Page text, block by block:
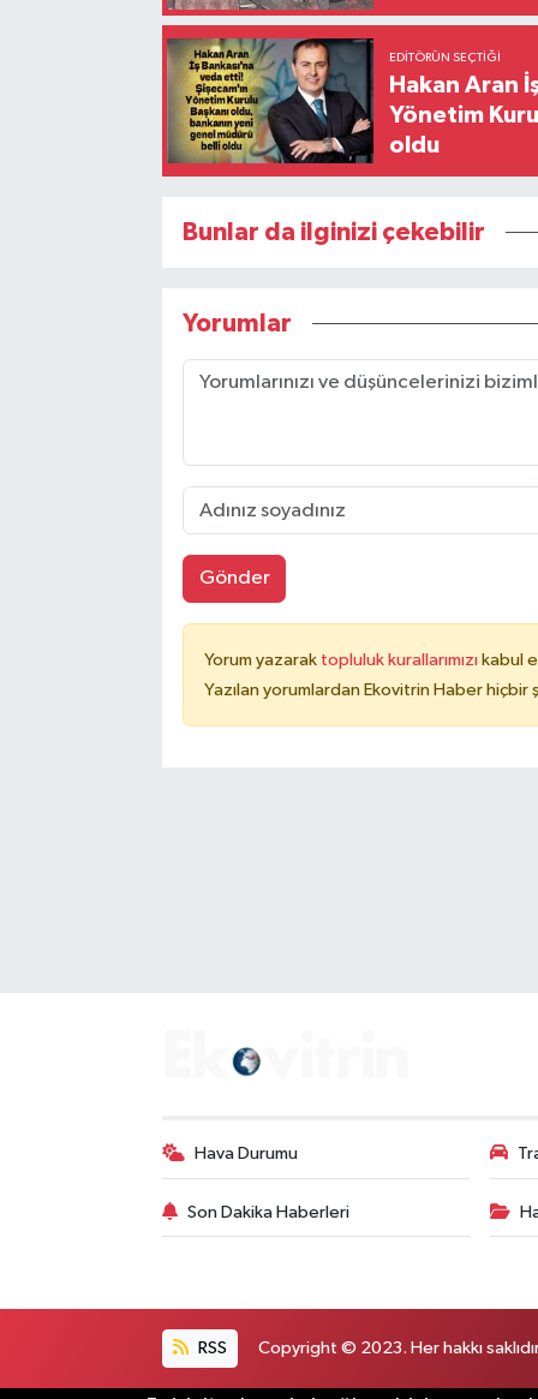
EDITÖRÜN SEÇTIĞI
Hakan Aran
Yönetim
oldu
Bunlar da ilginizi çekebilir
Yorumlar
Gönder
Yorum yazarak topluluk kurallarımızı kabul
Yazılan yorumlardan Ekovitrin Haber
Hava Durumu
Son Dakika Haberleri
RSS Copyright © 2023. Her hakkı